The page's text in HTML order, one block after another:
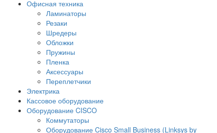
Офисная техника
Ламинаторы
Резаки
Шредеры
Обложки
Пружины
Пленка
Аксессуары
Переплетчики
Электрика
Кассовое оборудование
Оборудование CISCO
Коммутаторы
Оборудование Cisco Small Business (Linksys by